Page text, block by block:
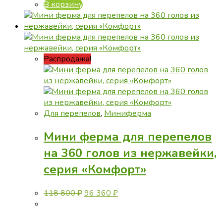
В корзину
Распродажа!
Для перепелов, Миниферма
Мини ферма для перепелов
на 360 голов из нержавейки,
серия «Комфорт»
118 800₽Первоначальная
96 360 ₽Текущая